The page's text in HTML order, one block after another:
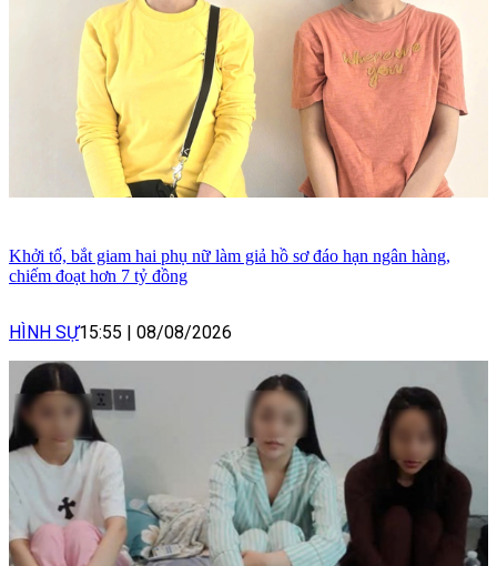
Khởi tố, bắt giam hai phụ nữ làm giả hồ sơ đáo hạn ngân hàng,
chiếm đoạt hơn 7 tỷ đồng
HÌNH SỰ15:55 08/08/2026